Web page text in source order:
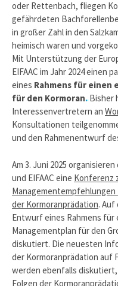
oder Rettenbach, fliegen
gefährdeten
in großer Zahl in den
heimisch waren und
Mit Unterstützung der
EIFAAC im Jahr 2024 einen
eines Rahmens für einen
für den Kormoran. Bisher
Interessenvertretern an
Konsultationen
und den Rahmenentwurf
Am 3. Juni 2025
und EIFAAC eine Konferenz
Managementempfehlungen
der Kormoranprädation.
Entwurf eines Rahmens für
Managementplan für den
diskutiert. Die neuesten
der Kormoranprädation auf
werden ebenfalls
Folgen der